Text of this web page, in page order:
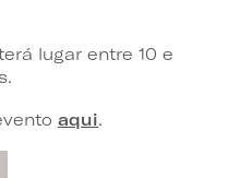
lugar entre 10 e
aqui.